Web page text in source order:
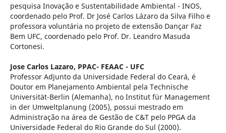
pesquisa Inovação e Sustentabilidade Ambiental - INOS,
coordenado pelo Prof. Dr José Carlos Lázaro da Silva Filho e
professora voluntária no projeto de extensão Dançar Faz
Bem UFC, coordenado pelo Prof. Dr. Leandro Masuda
Cortonesi.
Jose Carlos Lazaro, PPAC- FEAAC - UFC
Professor Adjunto da Universidade Federal do Ceará, é
Doutor em Planejamento Ambiental pela Technische
Universität-Berlin (Alemanha), no Institut für Management
in der Umweltplanung (2005), possui mestrado em
Administração na área de Gestão de C&T pelo PPGA da
Universidade Federal do Rio Grande do Sul (2000).